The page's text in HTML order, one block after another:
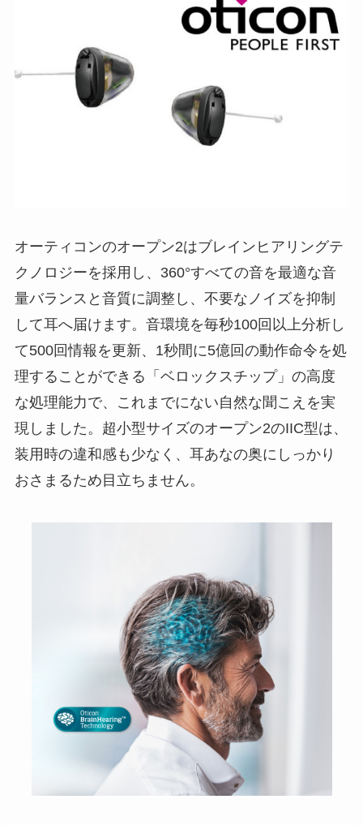
オーティコンのオープン2はブレインヒアリングテ
クノロジーを採用し、360°すべての音を最適な音
量バランスと音質に調整し、不要なノイズを抑制
して耳へ届けます。音環境を毎秒100回以上分析し
て500回情報を更新、1秒間に5億回の動作命令を処
理することができる「ベロックスチップ」の高度
な処理能力で、これまでにない自然な聞こえを実
現しました。超小型サイズのオープン2のIIC型は、
装用時の違和感も少なく、耳あなの奥にしっかり
おさまるため目立ちません。